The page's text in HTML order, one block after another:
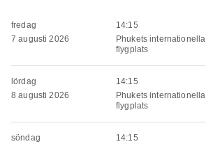
fredag
7 augusti 2026
14:15
Phukets internationella
flygplats
lördag
8 augusti 2026
14:15
Phukets internationella
flygplats
söndag
14:15